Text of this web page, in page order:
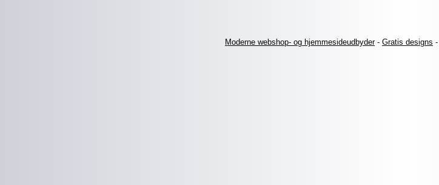
Moderne webshop- og hjemmesideudbyder- Gratis designs -